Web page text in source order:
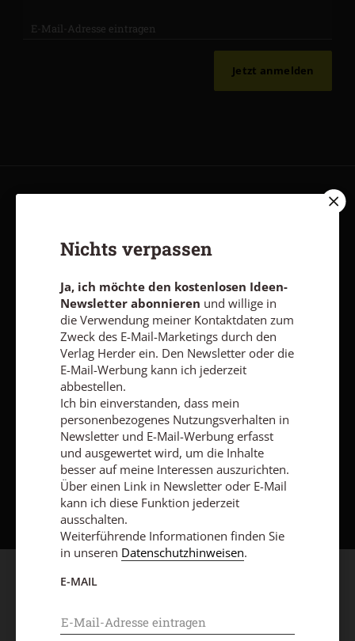
Jetzt anmelden
Vertrag widerrufen Abo online kündigen
Nach oben
Nichts verpassen
Ja, ich möchte den kostenlosen Ideen-
Newsletter abonnieren und willige in
die Verwendung meiner Kontaktdaten zum
Zweck des E-Mail-Marketings durch den
Verlag Herder ein. Den Newsletter oder die
E-Mail-Werbung kann ich jederzeit
abbestellen.
Ich bin einverstanden, dass mein
personenbezogenes Nutzungsverhalten in
Newsletter und E-Mail-Werbung erfasst
und ausgewertet wird, um die Inhalte
besser auf meine Interessen auszurichten.
Über einen Link in Newsletter oder E-Mail
kann ich diese Funktion jederzeit
ausschalten.
Weiterführende Informationen finden Sie
in unseren Datenschutzhinweisen.
E-MAIL